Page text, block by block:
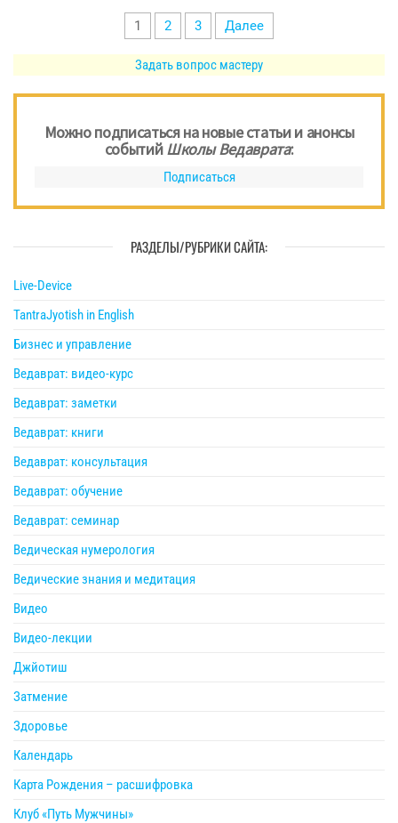
записей
1 2 3 Далее
Задать вопрос мастеру
Можно подписаться на новые статьи и анонсы
событийШколы Ведаврата:
Подписаться
РАЗДЕЛЫ/РУБРИКИ САЙТА:
Live-Device
TantraJyotish in English
Бизнес и управление
Ведаврат: видео-курс
Ведаврат: заметки
Ведаврат: книги
Ведаврат: консультация
Ведаврат: обучение
Ведаврат: семинар
Ведическая нумерология
Ведические знания и медитация
Видео
Видео-лекции
Джйотиш
Затмение
Здоровье
Календарь
Карта Рождения – расшифровка
Клуб «Путь Мужчины»